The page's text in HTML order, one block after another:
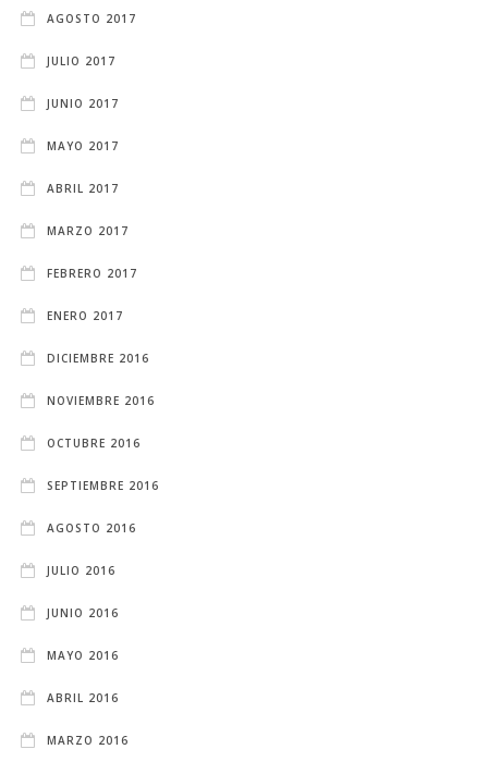
AGOSTO 2017
JULIO 2017
JUNIO 2017
MAYO 2017
ABRIL 2017
MARZO 2017
FEBRERO 2017
ENERO 2017
DICIEMBRE 2016
NOVIEMBRE 2016
OCTUBRE 2016
SEPTIEMBRE 2016
AGOSTO 2016
JULIO 2016
JUNIO 2016
MAYO 2016
ABRIL 2016
MARZO 2016